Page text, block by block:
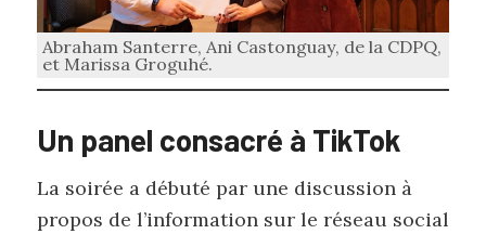
Abraham Santerre, Ani Castonguay, de la CDPQ,
et Marissa Groguhé.
Un panel consacré à TikTok
La soirée a débuté par une discussion à
propos de l’information sur le réseau social